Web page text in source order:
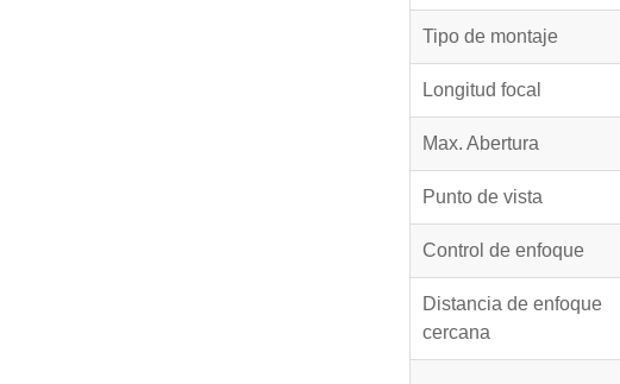
Tipo de montaje
Longitud focal
Max. Abertura
Punto de vista
Control de enfoque
Distancia de enfoque
cercana